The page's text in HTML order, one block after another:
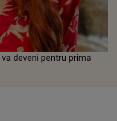
deveni pentru prima